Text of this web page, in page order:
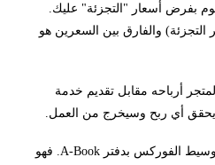
بفرض أسعار "التجزئة" عليك.
والفارق بين السعرين هو
أرباحه مقابل تقديم خدمة
يحقق أي ربح وسيخرج من العمل.
هذا هو نفس المفهوم الذي يتبعه وسيط الفوركس بدفتر A-Book. فهو